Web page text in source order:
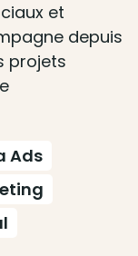
et
depuis
projets
Ads